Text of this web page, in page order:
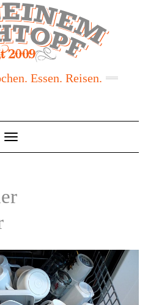
Essen. Reisen.
Toggle
Navigation